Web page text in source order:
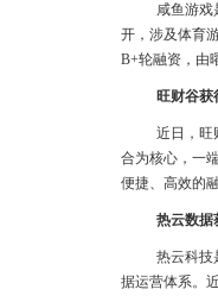
咸鱼游戏
开，涉及体育
B+轮融资，由
旺财谷获
近日，旺
合为核心，一
便捷、高效的
热云数据
热云科技
据运营体系。